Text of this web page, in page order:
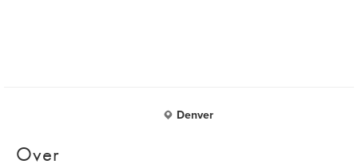
Denver
Over